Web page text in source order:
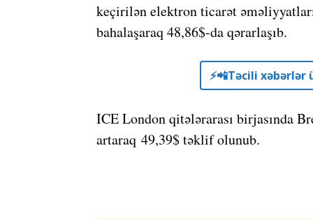
keçirilən elektron ticarət
bahalaşaraq 48,86$-da qərarlaşıb.
⚡️📲Təcili
ICE London qitələrarası birjasında
artaraq 49,39$ təklif olunub.